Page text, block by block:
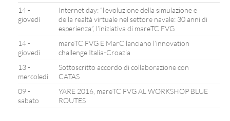
14 -
giovedì
Internet day: “l’evoluzione della simulazione e
della realtà virtuale nel settore navale: 30 anni di
esperienza”, l’iniziativa di mareTC FVG
14 -
giovedì
mareTC FVG E MarC lanciano l’innovation
challenge Italia-Croazia
13 -
mercoledì
Sottoscritto accordo di collaborazione con
CATAS
09 -
sabato
YARE 2016, mareTC FVG AL WORKSHOP BLUE
ROUTES